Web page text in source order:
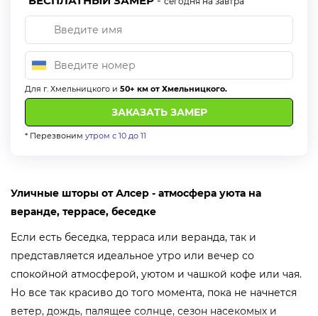
Для г. Хмельницкого и 50+ км от Хмельницкого.
* Перезвоним утром с 10 до 11
Уличные шторы от Алсер - атмосфера уюта на
веранде, террасе, беседке
Если есть беседка, терраса или веранда, так и
представляется идеальное утро или вечер со
спокойной атмосферой, уютом и чашкой кофе или чая.
Но все так красиво до того момента, пока не начнется
ветер, дождь, палящее солнце, сезон насекомых и